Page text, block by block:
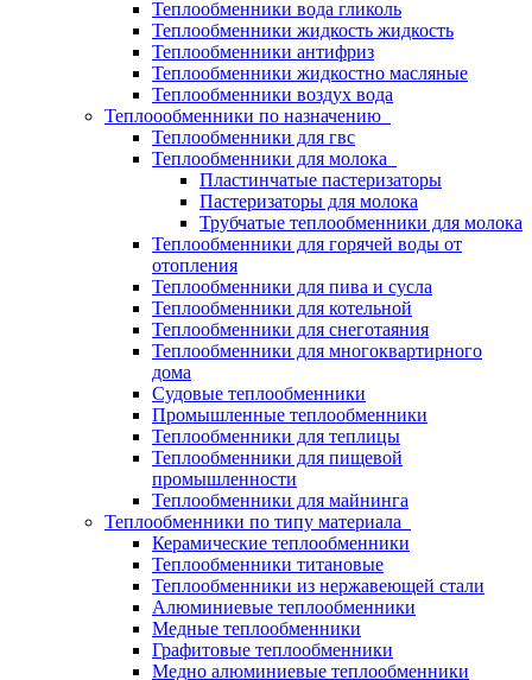
Теплообменники вода гликоль
Теплообменники жидкость жидкость
Теплообменники антифриз
Теплообменники жидкостно масляные
Теплообменники воздух вода
Теплоообменники по назначению
Теплообменники для гвс
Теплообменники для молока
Пластинчатые пастеризаторы
Пастеризаторы для молока
Трубчатые теплообменники для молока
Теплообменники для горячей воды от
отопления
Теплообменники для пива и сусла
Теплообменники для котельной
Теплообменники для снеготаяния
Теплообменники для многоквартирного
дома
Судовые теплообменники
Промышленные теплообменники
Теплообменники для теплицы
Теплообменники для пищевой
промышленности
Теплообменники для майнинга
Теплообменники по типу материала
Керамические теплообменники
Теплообменники титановые
Теплообменники из нержавеющей стали
Алюминиевые теплообменники
Медные теплообменники
Графитовые теплообменники
Медно алюминиевые теплообменники